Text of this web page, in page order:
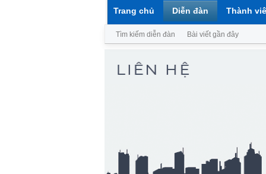
Trang chủ Diễn đàn
Tìm kiếm diễn đàn Bài viết gần đây
Thành